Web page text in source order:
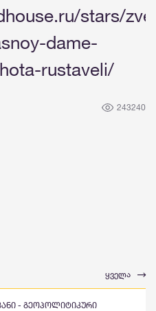
stars/
dame-
rustaveli/
243240
ყველა
- გეოპოლიტიკური